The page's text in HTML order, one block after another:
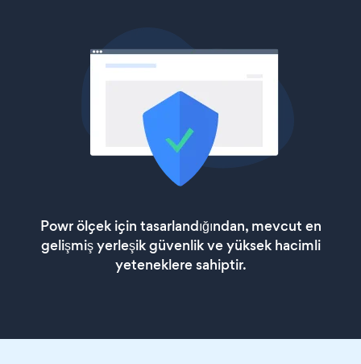
Powr ölçek için tasarlandığından, mevcut en
gelişmiş yerleşik güvenlik ve yüksek hacimli
yeteneklere sahiptir.